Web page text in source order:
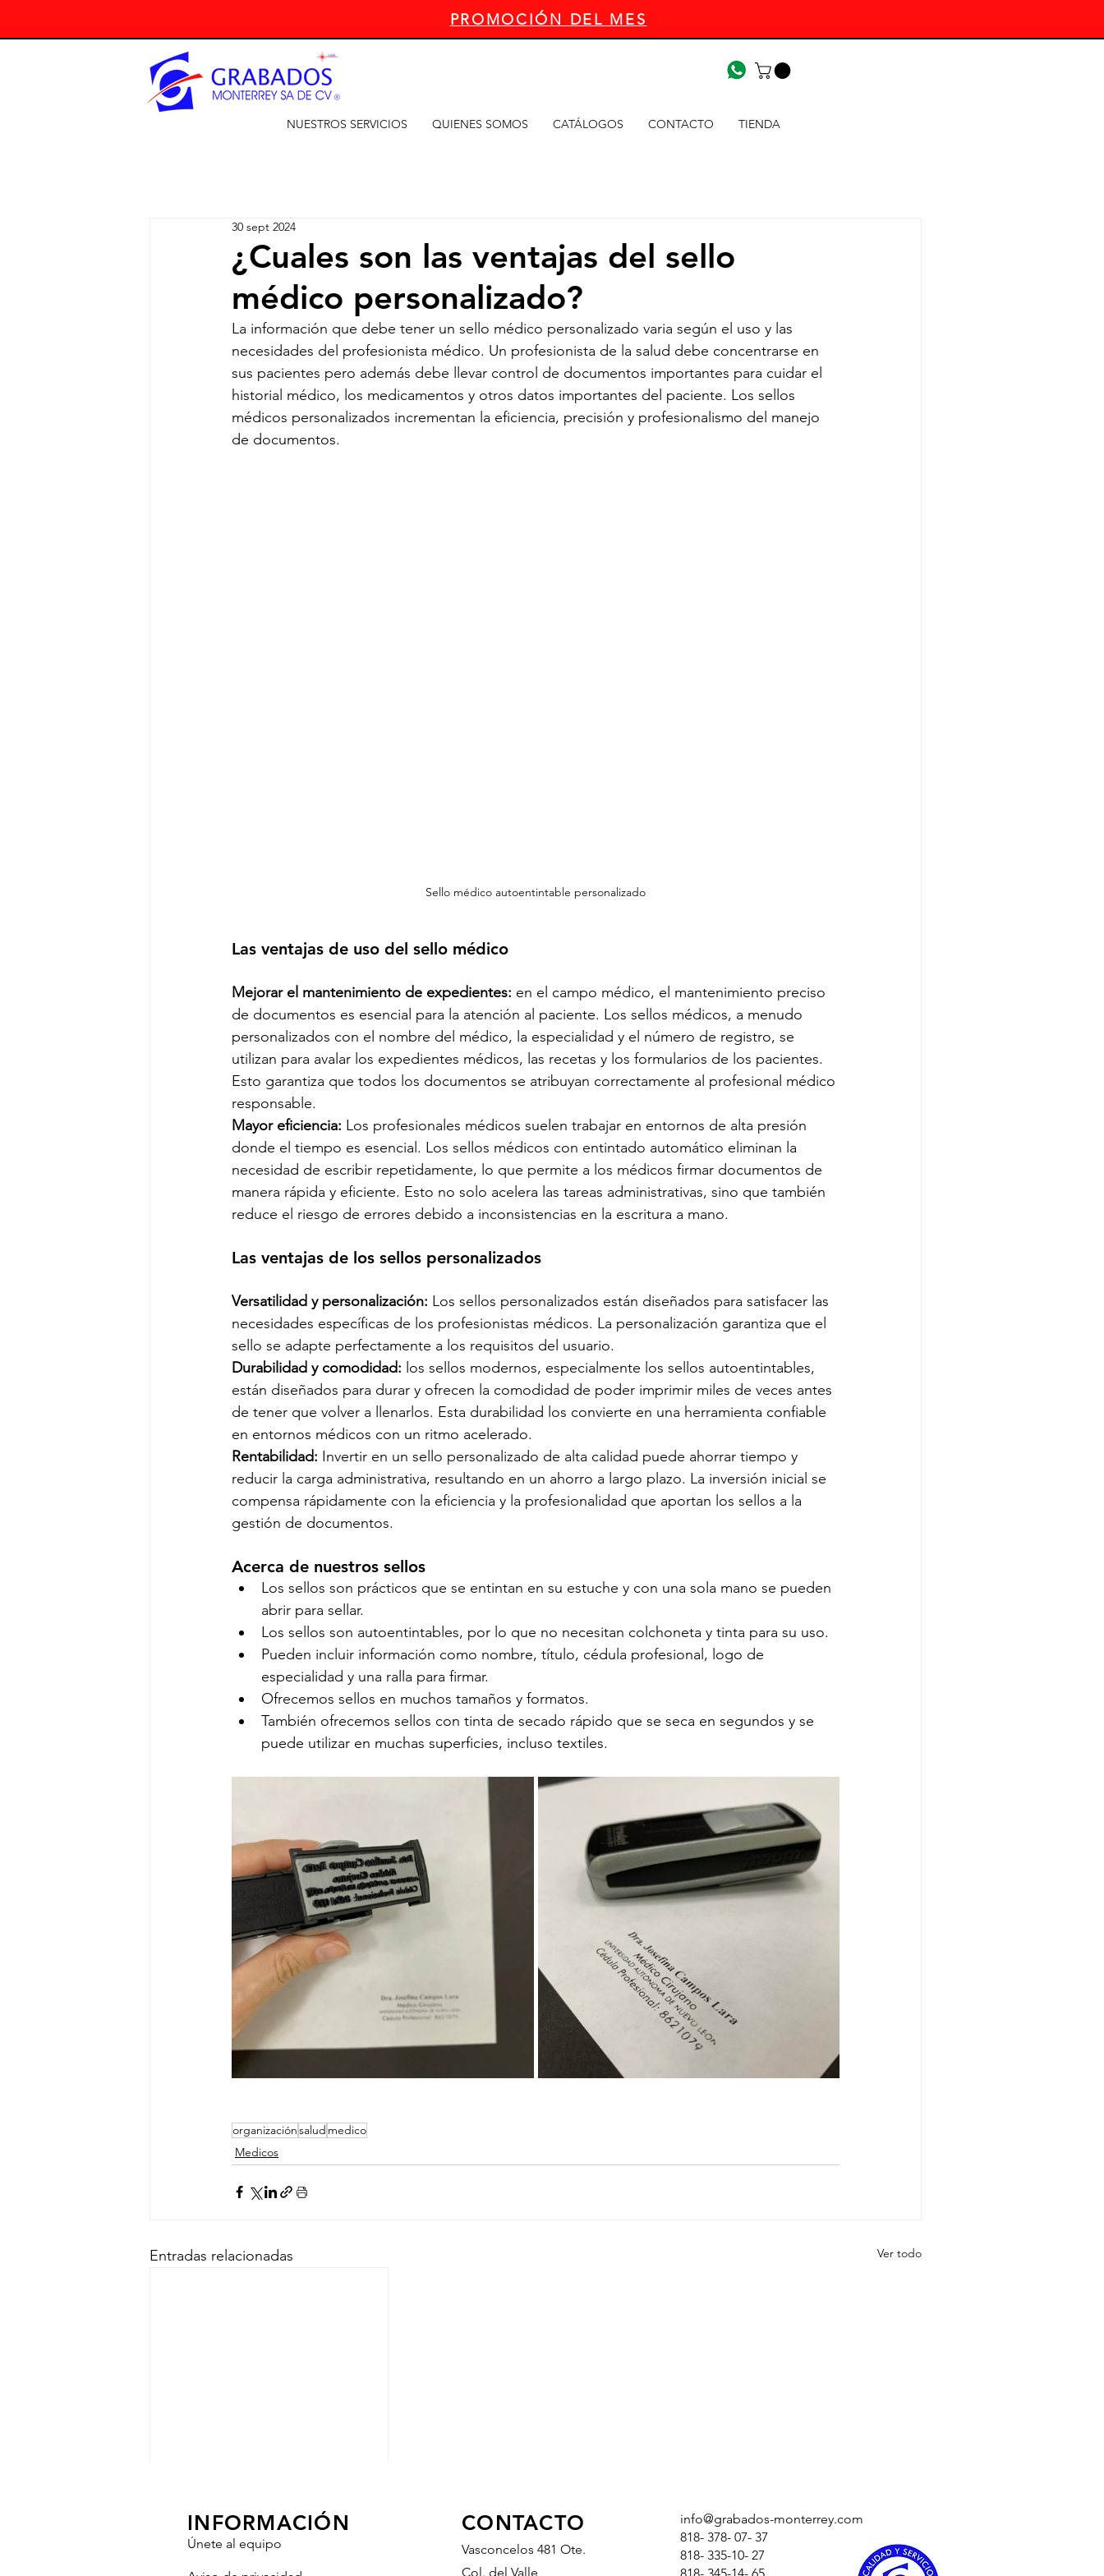
PROMOCIÓN DEL MES
NUESTROS SERVICIOS QUIENES SOMOS CATÁLOGOS CONTACTO TIENDA
¿Cuales son las ventajas del sello
médico personalizado?
30 sept 2024
La información que debe tener un sello médico personalizado varia según el uso y las
necesidades del profesionista médico. Un profesionista de la salud debe concentrarse en
sus pacientes pero además debe llevar control de documentos importantes para cuidar el
historial médico, los medicamentos y otros datos importantes del paciente. Los sellos
médicos personalizados incrementan la eficiencia, precisión y profesionalismo del manejo
de documentos.
Sello médico autoentintable personalizado
Las ventajas de uso del sello médico
Mejorar el mantenimiento de expedientes: en el campo médico, el mantenimiento preciso
de documentos es esencial para la atención al paciente. Los sellos médicos, a menudo
personalizados con el nombre del médico, la especialidad y el número de registro, se
utilizan para avalar los expedientes médicos, las recetas y los formularios de los pacientes.
Esto garantiza que todos los documentos se atribuyan correctamente al profesional médico
responsable.
Mayor eficiencia: Los profesionales médicos suelen trabajar en entornos de alta presión
donde el tiempo es esencial. Los sellos médicos con entintado automático eliminan la
necesidad de escribir repetidamente, lo que permite a los médicos firmar documentos de
manera rápida y eficiente. Esto no solo acelera las tareas administrativas, sino que también
reduce el riesgo de errores debido a inconsistencias en la escritura a mano.
Las ventajas de los sellos personalizados
Versatilidad y personalización: Los sellos personalizados están diseñados para satisfacer las
necesidades específicas de los profesionistas médicos. La personalización garantiza que el
sello se adapte perfectamente a los requisitos del usuario.
Durabilidad y comodidad: los sellos modernos, especialmente los sellos autoentintables,
están diseñados para durar y ofrecen la comodidad de poder imprimir miles de veces antes
de tener que volver a llenarlos. Esta durabilidad los convierte en una herramienta confiable
en entornos médicos con un ritmo acelerado.
Rentabilidad: Invertir en un sello personalizado de alta calidad puede ahorrar tiempo y
reducir la carga administrativa, resultando en un ahorro a largo plazo. La inversión inicial se
compensa rápidamente con la eficiencia y la profesionalidad que aportan los sellos a la
gestión de documentos.
Acerca de nuestros sellos
Los sellos son prácticos que se entintan en su estuche y con una sola mano se pueden
abrir para sellar.
Los sellos son autoentintables, por lo que no necesitan colchoneta y tinta para su uso.
Pueden incluir información como nombre, título, cédula profesional, logo de
especialidad y una ralla para firmar.
Ofrecemos sellos en muchos tamaños y formatos.
También ofrecemos sellos con tinta de secado rápido que se seca en segundos y se
puede utilizar en muchas superficies, incluso textiles.
organizaciónsalud medico
Medicos
Entradas relacionadas Ver todo
INFORMACIÓN
Únete al equipo
CONTACTO
Vasconcelos 481 Ote.
Col. del Valle
info@grabados-monterrey.com
818- 378- 07- 37
818- 335-10- 27